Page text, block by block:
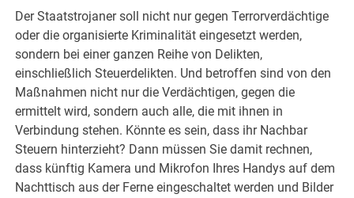
Der Staatstrojaner soll nicht nur gegen Terrorverdächtige
oder die organisierte Kriminalität eingesetzt werden,
sondern bei einer ganzen Reihe von Delikten,
einschließlich Steuerdelikten. Und betroffen sind von den
Maßnahmen nicht nur die Verdächtigen, gegen die
ermittelt wird, sondern auch alle, die mit ihnen in
Verbindung stehen. Könnte es sein, dass ihr Nachbar
Steuern hinterzieht? Dann müssen Sie damit rechnen,
dass künftig Kamera und Mikrofon Ihres Handys auf dem
Nachttisch aus der Ferne eingeschaltet werden und Bilder